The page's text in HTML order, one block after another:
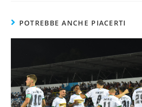
POTREBBE ANCHE PIACERTI